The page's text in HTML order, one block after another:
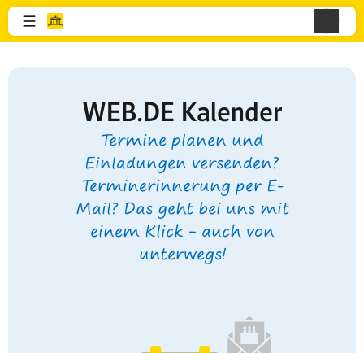
WEB.DE Kalender
Termine planen und
Einladungen versenden?
Terminerinnerung per E-
Mail? Das geht bei uns mit
einem Klick – auch von
unterwegs!